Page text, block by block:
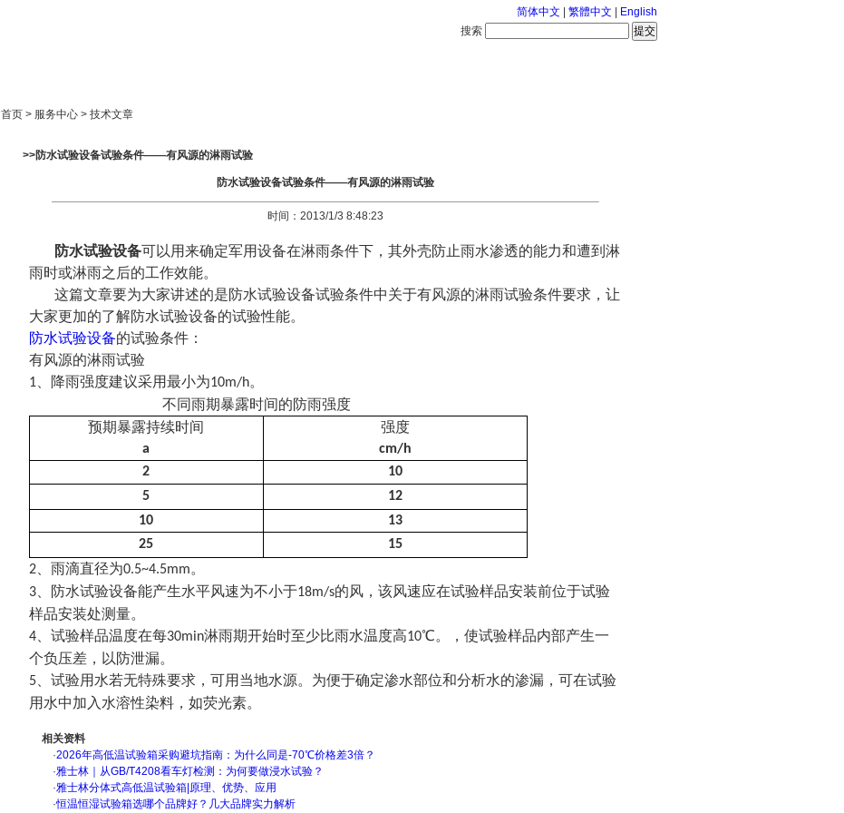
简体中文 繁體中文
English
搜索
首页 > 服务中心 > 技术文章
>>防水试验设备试验条件——有风源的淋雨试验
防水试验设备试验条件——有风源的淋雨试验
时间：2013/1/3 8:48:23
防水试验设备可以用来确定军用设备在淋雨条件下，其外壳防止雨水渗透的能力和遭到淋
雨时或淋雨之后的工作效能。
这篇文章要为大家讲述的是防水试验设备试验条件中关于有风源的淋雨试验条件要求，让
大家更加的了解防水试验设备的试验性能。
防水试验设备的试验条件：
有风源的淋雨试验
1 、降雨强度建议采用最小为10m/h。
不同雨期暴露时间的防雨强度
预期暴露持续时间
a
强度
cm/h
2
10
5
12
10
13
25
15
2、雨滴直径为0.5~4.5mm。
3、防水试验设备能产生水平风速为不小于18m/s的风，该风速应在试验样品安装前位于试验
样品安装处测量。
4、试验样品温度在每30min淋雨期开始时至少比雨水温度高10℃。，使试验样品内部产生一
个负压差，以防泄漏。
5、试验用水若无特殊要求，可用当地水源。为便于确定渗水部位和分析水的渗漏，可在试验
用水中加入水溶性染料，如荧光素。
相关资料
·2026年高低温试验箱采购避坑指南：为什么同是-70℃价格差3倍？
·雅士林｜从GB/T4208看车灯检测：为何要做浸水试验？
·雅士林分体式高低温试验箱|原理、优势、应用
·恒温恒湿试验箱选哪个品牌好？几大品牌实力解析